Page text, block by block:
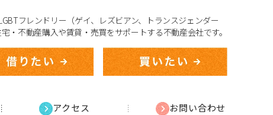
フレンドリー（ゲイ、レズビアン、トランスジェンダー
・不動産購入や賃貸・売買をサポートする不動産会社です。
アクセス お問い合わせ